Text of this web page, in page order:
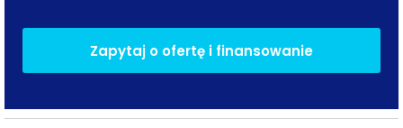
większych elementów wyposażenia, a szerokość
pozwala wygodnie się mijać i elastycznie ustawiać
stół czy sofę bez ryzyka blokowania przejścia.
Korytarz wejściowy(4,45 m²) z wejściami do
Zapytaj o ofertę i finansowanie